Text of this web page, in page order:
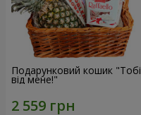
Подарунковий кошик "Тобі
від мене!"